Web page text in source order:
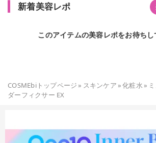
新着美容レポ
このアイテムの美容レポをお待ちし
COSMEbiトップページ» スキンケア»化粧水»
ダーフィクサー EX